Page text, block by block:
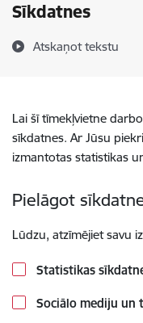
Sīkdatnes
Atskaņot tekstu
Lai šī tīmekļvietne
sīkdatnes. Ar Jūsu
izmantotas statistikas
Pielāgot
Lūdzu, atzīmējiet savu
Statistikas
Sociālo mediju un